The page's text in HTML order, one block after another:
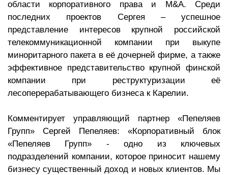
области корпоративного права и M&A. Среди
последних проектов Сергея – успешное
представление интересов крупной российской
телекоммуникационной компании при выкупе
миноритарного пакета в её дочерней фирме, а также
эффективное представительство крупной финской
компании при реструктуризации её
лесоперерабатывающего бизнеса к Карелии.
Комментирует управляющий партнер «Пепеляев
Групп» Сергей Пепеляев: «Корпоративный блок
«Пепеляев Групп» - одно из ключевых
подразделений компании, которое приносит нашему
бизнесу существенный доход и новых клиентов. Мы